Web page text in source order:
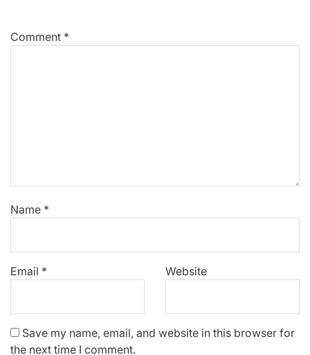
Comment *
Name *
Email * Website
Save my name, email, and website in this browser for
the next time I comment.